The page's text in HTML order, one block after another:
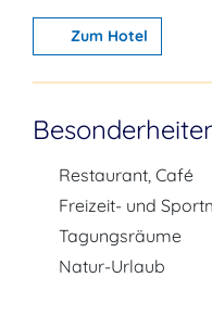
Zum Hotel
Restaurant, Café
Freizeit- und
Tagungsräume
Natur-Urlaub